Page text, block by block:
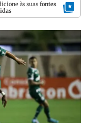
às suas fontes